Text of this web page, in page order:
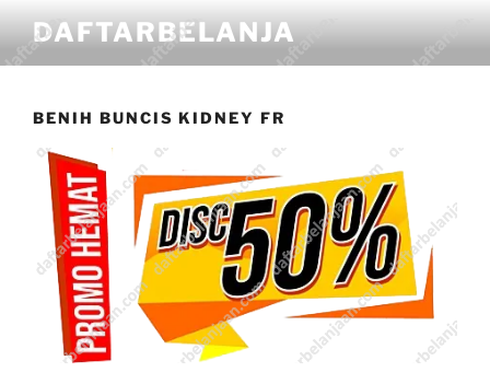
DAFTARBELANJA
BENIH BUNCIS KIDNEY FR